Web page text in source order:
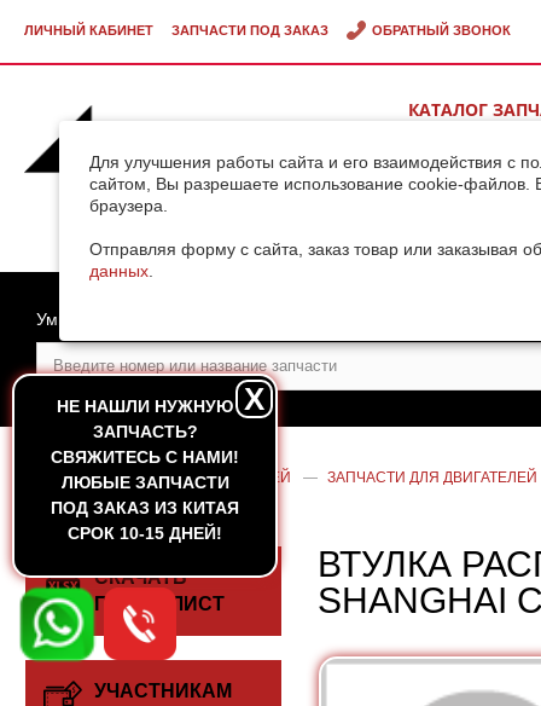
Для улучшения работы сайта и его взаимодействия с
сайтом, Вы разрешаете использование cookie-файлов.
браузера.
Отправляя форму с сайта, заказ товар или заказывая
данных
ЛИЧНЫЙ КАБИНЕТ ЗАПЧАСТИ ПОД ЗАКАЗ ОБРАТНЫЙ ЗВОНОК
КАТАЛОГ
НЕ НАШЛИ НУЖНУЮ
ЗАПЧАСТЬ?
CВЯЖИТЕСЬ С НАМИ!
ЛЮБЫЕ ЗАПЧАСТИ
ПОД ЗАКАЗ ИЗ КИТАЯ
СРОК 10-15 ДНЕЙ!
X
Умный поиск
ГЛАВНАЯ — КАТАЛОГ ЗАПЧАСТЕЙ — ЗАПЧАСТИ ДЛЯ ДВИГАТЕЛЕЙ
SHANGHAI C6121
СКАЧАТЬ
ПРАЙС-ЛИСТ
УЧАСТНИКАМ
ВТУЛКА
SHANGHAI